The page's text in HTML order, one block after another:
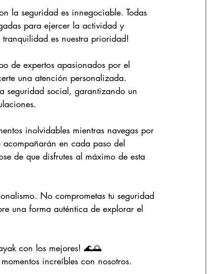
la seguridad es innegociable. Todas
para ejercer la actividad y
tranquilidad es nuestra prioridad!
de expertos apasionados por el
una atención personalizada.
seguridad social, garantizando un
inolvidables mientras navegas por
acompañarán en cada paso del
de que disfrutes al máximo de esta
No comprometas tu seguridad
una forma auténtica de explorar el
con los mejores! 🌊🌅
increíbles con nosotros.